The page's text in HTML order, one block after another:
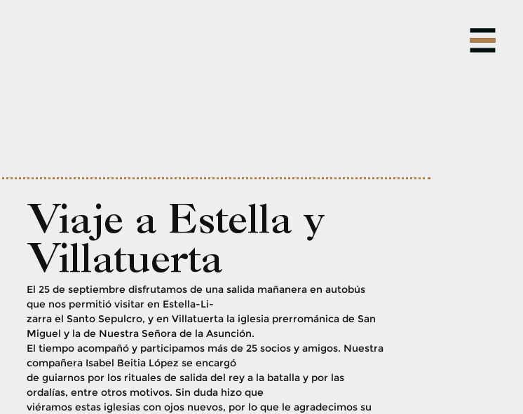
Viaje a Estella y
Villatuerta
El 25 de septiembre disfrutamos de una salida mañanera en autobús
que nos permitió visitar en Estella-Li-
zarra el Santo Sepulcro, y en Villatuerta la iglesia prerrománica de San
Miguel y la de Nuestra Señora de la Asunción.
El tiempo acompañó y participamos más de 25 socios y amigos. Nuestra
compañera Isabel Beitia López se encargó
de guiarnos por los rituales de salida del rey a la batalla y por las
ordalías, entre otros motivos. Sin duda hizo que
viéramos estas iglesias con ojos nuevos, por lo que le agradecimos su